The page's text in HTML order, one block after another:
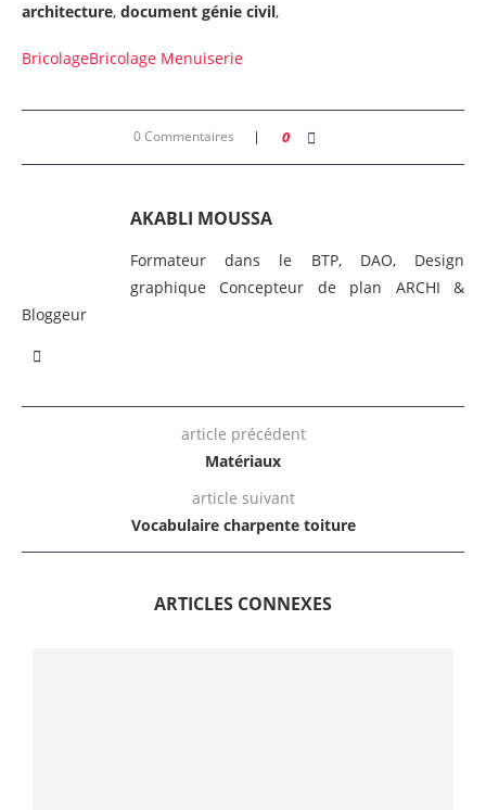
architecture, document génie civil,
BricolageBricolage Menuiserie
0 Commentaires 0
AKABLI MOUSSA
Formateur dans le BTP, DAO, Design
graphique Concepteur de plan ARCHI &
Bloggeur
article précédent
Matériaux
article suivant
Vocabulaire charpente toiture
ARTICLES CONNEXES